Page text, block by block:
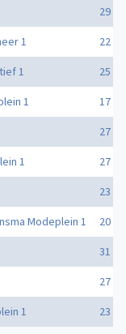
29 -
1 22 -
1 25 -
1 17 -
27 -
1 27 -
23 -
Modeplein 1 20 -
31 -
27 -
1 23 -